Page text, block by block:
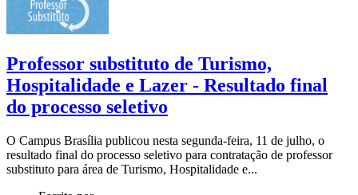
Professor substituto de Turismo,
Hospitalidade e Lazer - Resultado final
do processo seletivo
O Campus Brasília publicou nesta segunda-feira, 11 de julho, o
resultado final do processo seletivo para contratação de professor
substituto para área de Turismo, Hospitalidade e...